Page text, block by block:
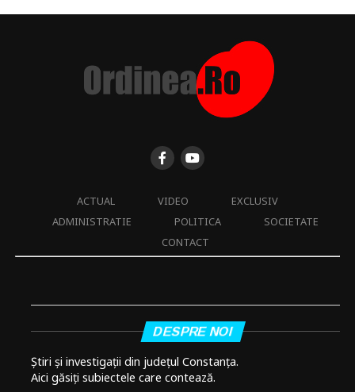
ACTUAL VIDEO
EXCLUSIV
ADMINISTRATIE
POLITICA
SOCIETATE
CONTACT
DESPRE NOI
Știri și investigații din județul Constanța.
Aici găsiți subiectele care contează.